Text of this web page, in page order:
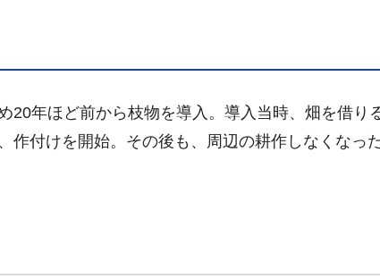
20年ほど前から枝物を導入。導入当時、畑を借り
作付けを開始。その後も、周辺の耕作しなくなっ